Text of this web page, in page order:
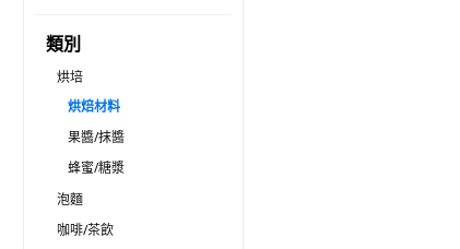
類別
烘培
烘焙材料
果醬/抹醬
蜂蜜/糖漿
泡麵
咖啡/茶飲